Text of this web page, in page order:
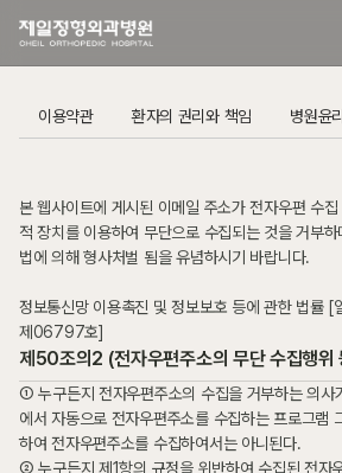
본 웹사이트에 게시된 이메일 주소가 전자우편 수
적 장치를 이용하여 무단으로 수집되는 것을 거부
법에 의해 형사처벌 됨을 유념하시기 바랍니다.
정보통신망 이용촉진 및 정보보호 등에 관한 법률
제06797호]
제50조의2 (전자우편주소의 무단 수집행위
① 누구든지 전자우편주소의 수집을 거부하는 의사
에서 자동으로 전자우편주소를 수집하는 프로그램
하여 전자우편주소를 수집하여서는 아니된다.
② 누구든지 제1항의 규정을 위반하여 수집된 전자
이용약관 환자의 권리와 책임 병원윤